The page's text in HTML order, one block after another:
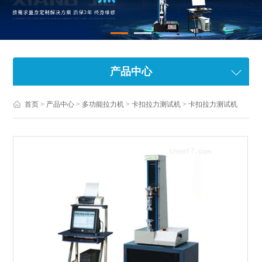
产品中心
首页 > 产品中心 > 多功能拉力机 >卡扣拉力测试机 > 卡扣拉力测试机